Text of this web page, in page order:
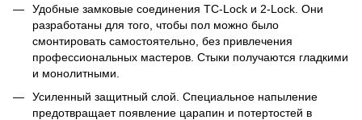
Удобные замковые соединения TC-Lock и 2-Lock. Они
разработаны для того, чтобы пол можно было
смонтировать самостоятельно, без привлечения
профессиональных мастеров. Стыки получаются гладкими
и монолитными.
Усиленный защитный слой. Специальное напыление
предотвращает появление царапин и потертостей в